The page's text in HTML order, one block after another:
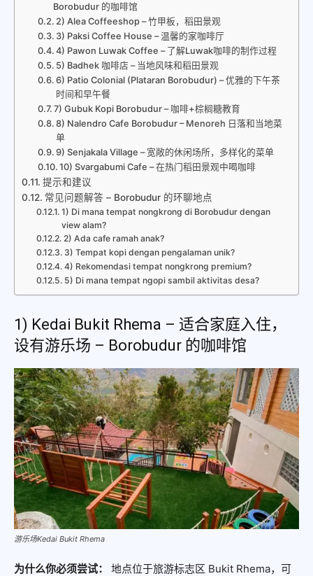
Borobudur 的咖啡馆
2) Alea Coffeeshop – 竹甲板，稻田景观
3) Paksi Coffee House – 温馨的家咖啡厅
4) Pawon Luwak Coffee – 了解Luwak咖啡的制作过程
5) Badhek 咖啡店 – 当地风味和稻田景观
6) Patio Colonial (Plataran Borobudur) – 优雅的下午茶
时间和早午餐
7) Gubuk Kopi Borobudur – 咖啡+棕榈糖教育
8) Nalendro Cafe Borobudur – Menoreh 日落和当地菜
单
9) Senjakala Village – 宽敞的休闲场所，多样化的菜单
10) Svargabumi Cafe – 在热门稻田景观中喝咖啡
提示和建议
常见问题解答 – Borobudur 的环聊地点
1) Di mana tempat nongkrong di Borobudur dengan
view alam?
2) Ada cafe ramah anak?
3) Tempat kopi dengan pengalaman unik?
4) Rekomendasi tempat nongkrong premium?
5) Di mana tempat ngopi sambil aktivitas desa?
1) Kedai Bukit Rhema – 适合家庭入住，
设有游乐场 – Borobudur 的咖啡馆
游乐场Kedai Bukit Rhema
为什么你必须尝试：
地点位于旅游标志区 Bukit Rhema，可